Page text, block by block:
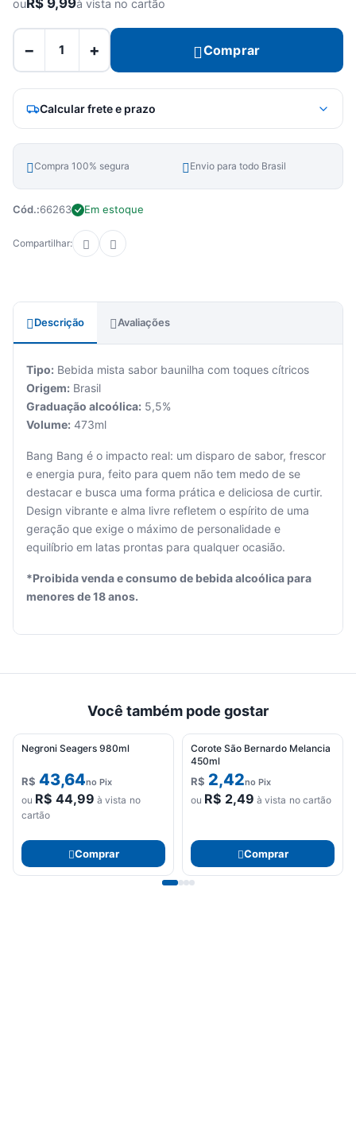
Seu
carrinho
está
vazio.
Adicione
produtos
ouR$ 9,99à vista no cartão
− + Comprar
Calcular frete e prazo
Compra 100% segura Envio para todo Brasil
Cód.:66263 Em estoque
Compartilhar:
Descrição Avaliações
Tipo: Bebida mista sabor baunilha com toques cítricos
Origem: Brasil
Graduação alcoólica: 5,5%
Volume: 473ml
Bang Bang é o impacto real: um disparo de sabor, frescor
e energia pura, feito para quem não tem medo de se
destacar e busca uma forma prática e deliciosa de curtir.
Design vibrante e alma livre refletem o espírito de uma
geração que exige o máximo de personalidade e
equilíbrio em latas prontas para qualquer ocasião.
*Proibida venda e consumo de bebida alcoólica para
menores de 18 anos.
Você também pode gostar
Negroni Seagers 980ml
R$ 43,64no Pix
ou R$ 44,99 à vista no
cartão
Comprar
Corote São Bernardo Melancia
450ml
R$ 2,42no Pix
ou R$ 2,49 à vista no cartão
Comprar